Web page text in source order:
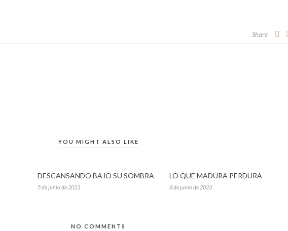
Share
YOU MIGHT ALSO LIKE
DESCANSANDO BAJO SU SOMBRA
5 de junio de 2023
LO QUE MADURA PERDURA
8 de junio de 2023
NO COMMENTS